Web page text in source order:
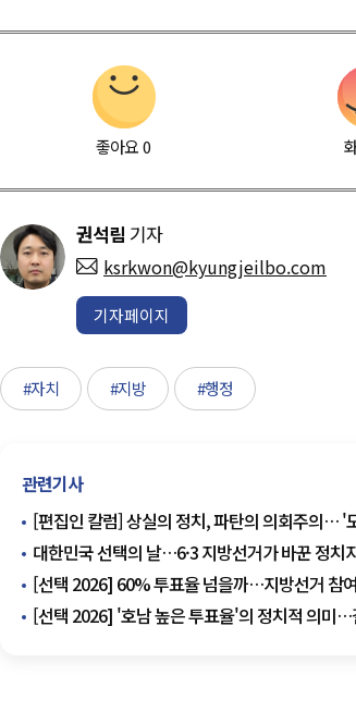
좋아요 0
권석림 기자
ksrkwon@kyungjeilbo.com
기자페이지
#자치 #지방 #행정
관련기사
[편집인 칼럼] 상실의 정치, 파탄의 의회주의… '
대한민국 선택의 날…6·3 지방선거가 바꾼 정치
[선택 2026] 60% 투표율 넘을까…지방선거 참
[선택 2026] '호남 높은 투표율'의 정치적 의미